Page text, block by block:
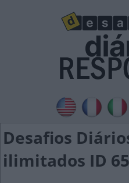
Desafios
ilimitados ID